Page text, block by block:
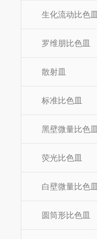
生化流动比色皿
罗维朋比色皿
散射皿
标准比色皿
黑壁微量比色皿
荧光比色皿
白壁微量比色皿
圆筒形比色皿